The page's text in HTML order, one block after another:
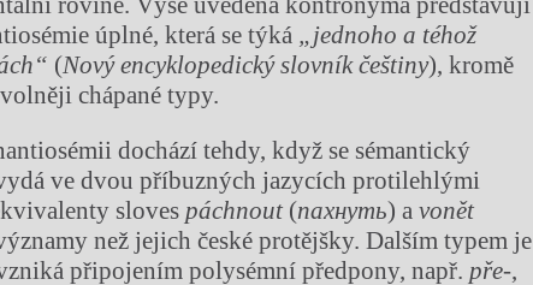
úplné, která se týká „jednoho a téhož
(Nový encyklopedický slovník češtiny), kromě
chápané typy.
dochází tehdy, když se sémantický
ve dvou příbuzných jazycích protilehlými
sloves páchnout (пахнуть) avonět
než jejich české protějšky. Dalším typem je
připojením polysémní předpony, např. pře‑,